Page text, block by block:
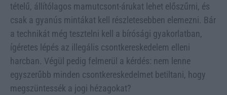
tételű, állítólagos mamutcsont-árukat lehet előszűrni, és
csak a gyanús mintákat kell részletesebben elemezni. Bár
a technikát még tesztelni kell a bírósági gyakorlatban,
ígéretes lépés az illegális csontkereskedelem elleni
harcban. Végül pedig felmerül a kérdés: nem lenne
egyszerűbb minden csontkereskedelmet betiltani, hogy
megszüntessék a jogi hézagokat?